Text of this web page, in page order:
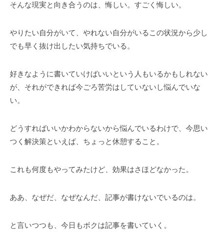
そんな現実と向き合うのは、悔しい。すごく悔しい。
やりたい自分がいて、やれない自分がいるこの状況から少し
でも早く抜け出したい気持ちでいる。
好きなように書いていけばいいという人もいるかもしれない
が、それができれば今ごろ苦労はしていないし悩んでいな
い。
どうすればいいかわからないから悩んでいるわけで、今思い
つく解決策といえば、ちょっと休憩すること。
これも何度もやってみたけど、効果はさほどなかった。
ああ、なぜだ、なぜなんだ、記事が書けないでいるのは。
と言いつつも、今日もボクは記事を書いていく。